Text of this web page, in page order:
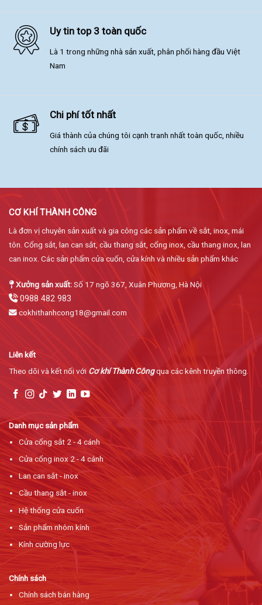
Uy tin top 3 toàn quốc
Là 1 trong những nhà sản xuất, phân phối hàng đầu Việt
Nam
Chi phí tốt nhất
Giá thành của chúng tôi cạnh tranh nhất toàn quốc, nhiều
chính sách ưu đãi
CƠ KHÍ THÀNH CÔNG
Là đơn vị chuyên sản xuất và gia công các sản phẩm về sắt, inox, mái
tôn. Cổng sắt, lan can sắt, cầu thang sắt, cổng inox, cầu thang inox, lan
can inox. Các sản phẩm cửa cuốn, cửa kính và nhiều sản phẩm khác
Xưởng sản xuất:Số 17 ngõ 367, Xuân Phương, Hà Nội
0988 482 983
cokhithanhcong18@gmail.com
Danh mục sản phẩm
Cửa cổng sắt 2 - 4 cánh
Cửa cổng inox 2 - 4 cánh
Lan can sắt - inox
Cầu thang sắt - inox
Hệ thống cửa cuốn
Sản phẩm nhôm kính
Kính cường lực
Chính sách
Chính sách bán hàng
Liên kết
Theo dõi và kết nối với Cơ khí Thành Côngqua các kênh truyền thông.